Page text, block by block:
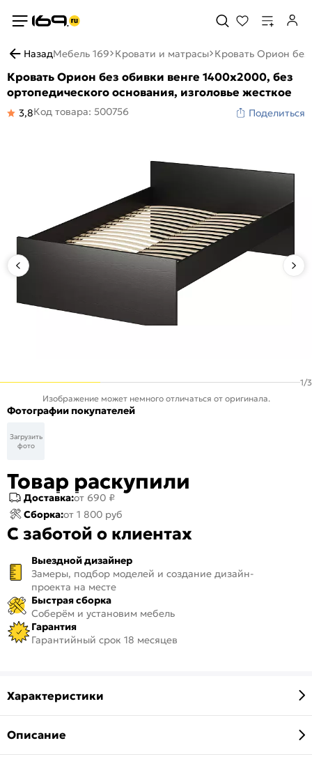
НазадМебель 169 Кровати и матрасы Кровать Орион без
Кровать Орион без обивки венге 1400x2000, без
ортопедического основания, изголовье жесткое
3,8Код товара: 500756 Поделиться
1/3
Изображение может немного отличаться от оригинала.
Фотографии покупателей
Загрузить
фото
Товар раскупили
Доставка:от 690 ₽
Сборка:от 1 800 руб
С заботой о клиентах
Выездной дизайнер
Замеры, подбор моделей и создание дизайн-
проекта на месте
Быстрая сборка
Соберём и установим мебель
Гарантия
Гарантийный срок 18 месяцев
Характеристики
Описание